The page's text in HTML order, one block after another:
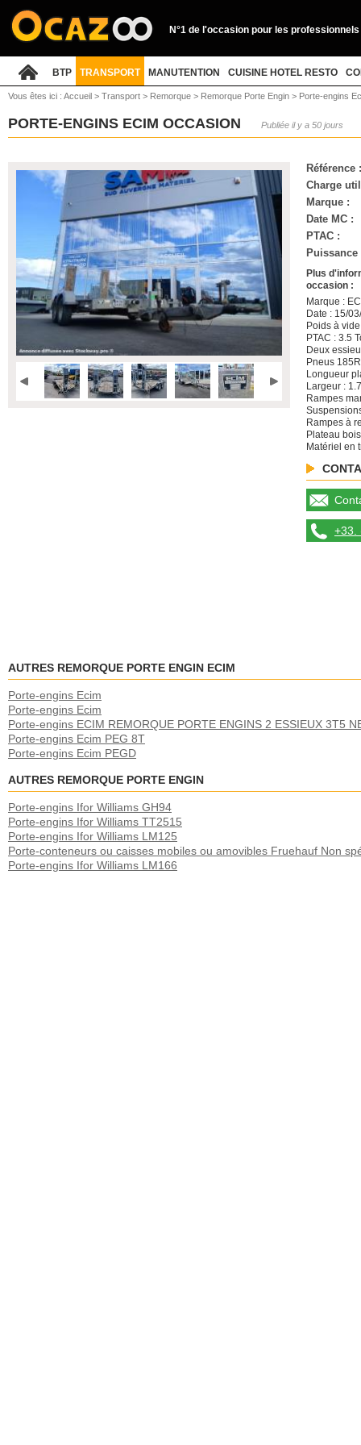
N°1 de l'occasion pour les professionnels
BTP TRANSPORT MANUTENTION CUISINE HOTEL RESTO
Vous êtes ici : Accueil > Transport > Remorque > Remorque Porte Engin > Porte-engins
PORTE-ENGINS ECIM OCCASION Publiée il y a 50 jours
Référence :
Charge
Marque :
Date MC :
PTAC :
Puissance
Plus
occasion :
Marque :
Date : 15/
Poids à
PTAC : 3.5
Deux
Pneus
Longueur
Largeur :
Rampes
Rampes à
Plateau bois
Matériel en
+33.
AUTRES REMORQUE PORTE ENGIN ECIM
Porte-engins Ecim
Porte-engins Ecim
Porte-engins ECIM REMORQUE PORTE ENGINS 2 ESSIEUX 3T5
Porte-engins Ecim PEG 8T
Porte-engins Ecim PEGD
AUTRES REMORQUE PORTE ENGIN
Porte-engins Ifor Williams GH94
Porte-engins Ifor Williams TT2515
Porte-engins Ifor Williams LM125
Porte-conteneurs ou caisses mobiles ou amovibles Fruehauf Non
Porte-engins Ifor Williams LM166